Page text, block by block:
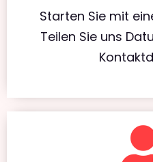
Starten Sie mit
Teilen Sie uns